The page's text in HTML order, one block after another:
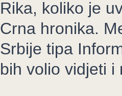
Rika, koliko je
Crna hronika.
Srbije tipa
bih volio vidjeti i